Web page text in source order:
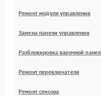
Ремонт модуля управления
Замена панели управления
Разблокировка варочной
Ремонт переключателя
Ремонт сенсора